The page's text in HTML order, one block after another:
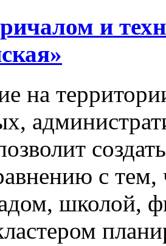
и
на
с
школой,